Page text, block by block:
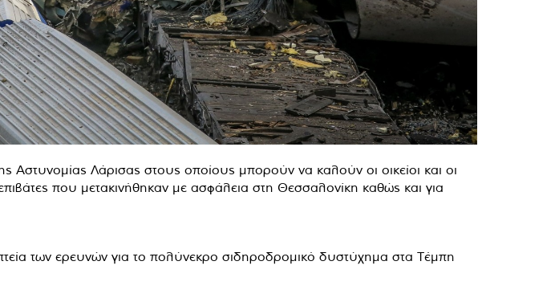
Αστυνομίας Λάρισας στους οποίους μπορούν να καλούν οι οικείοι και οι
που μετακινήθηκαν με ασφάλεια στη Θεσσαλονίκη καθώς και για
των ερευνών για το πολύνεκρο σιδηροδρομικό δυστύχημα στα Τέμπη